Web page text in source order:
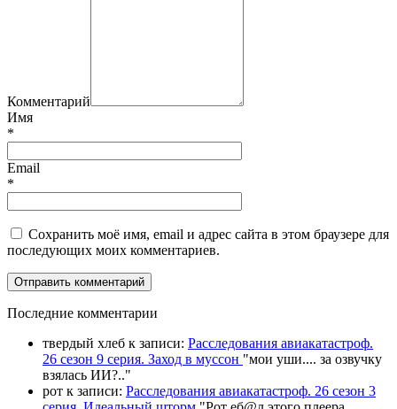
Комментарий
Имя
*
Email
*
Сохранить моё имя, email и адрес сайта в этом браузере для
последующих моих комментариев.
Последние комментарии
твердый хлеб к записи: Расследования авиакатастроф.
26 сезон 9 серия. Заход в муссон "мои уши.... за озвучку
взялась ИИ?.."
рот к записи: Расследования авиакатастроф. 26 сезон 3